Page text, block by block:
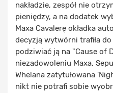
nakładzie, zespół nie
pieniędzy, a na dodatek
Maxa Cavalerę okładka
decyzją wytwórni trafiła
podziwiać ją na "Cause of
niezadowoleniu Maxa,
Whelana zatytułowana
nikt nie potrafi sobie